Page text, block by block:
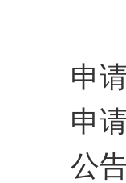
申
申
公